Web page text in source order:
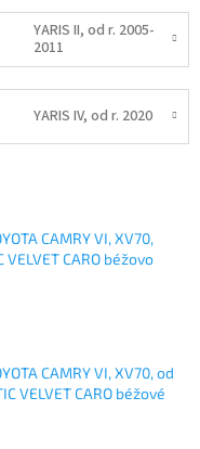
YARIS II, od r. 2005-
2011
YARIS IV, od r. 2020
CAMRY VI, XV70,
CARO béžovo
CAMRY VI, XV70, od
VELVET CARO béžové